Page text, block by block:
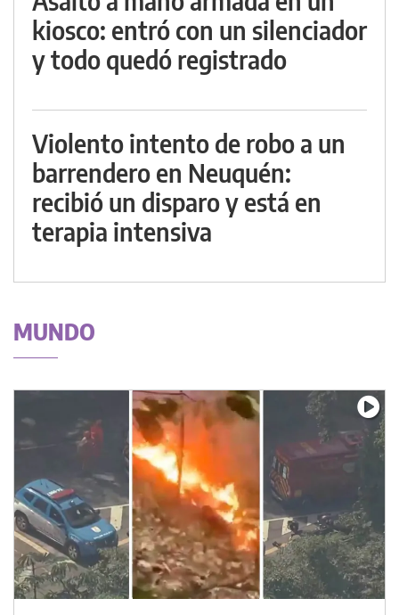
kiosco: entró con un silenciador
y todo quedó registrado
Violento intento de robo a un
barrendero en Neuquén:
recibió un disparo y está en
terapia intensiva
MUNDO